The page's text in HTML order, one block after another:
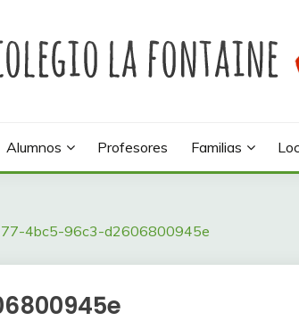
Alumnos Profesores Familias
4bc5-96c3-d2606800945e